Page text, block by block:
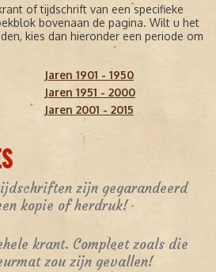
of tijdschrift van een specifieke
bovenaan de pagina. Wilt u het
kies dan hieronder een periode om
Jaren 1901 - 1950
Jaren 1951 - 2000
Jaren 2001 - 2015
zijn gegarandeerd
kopie of herdruk!
krant. Compleet zoals die
zou zijn gevallen!